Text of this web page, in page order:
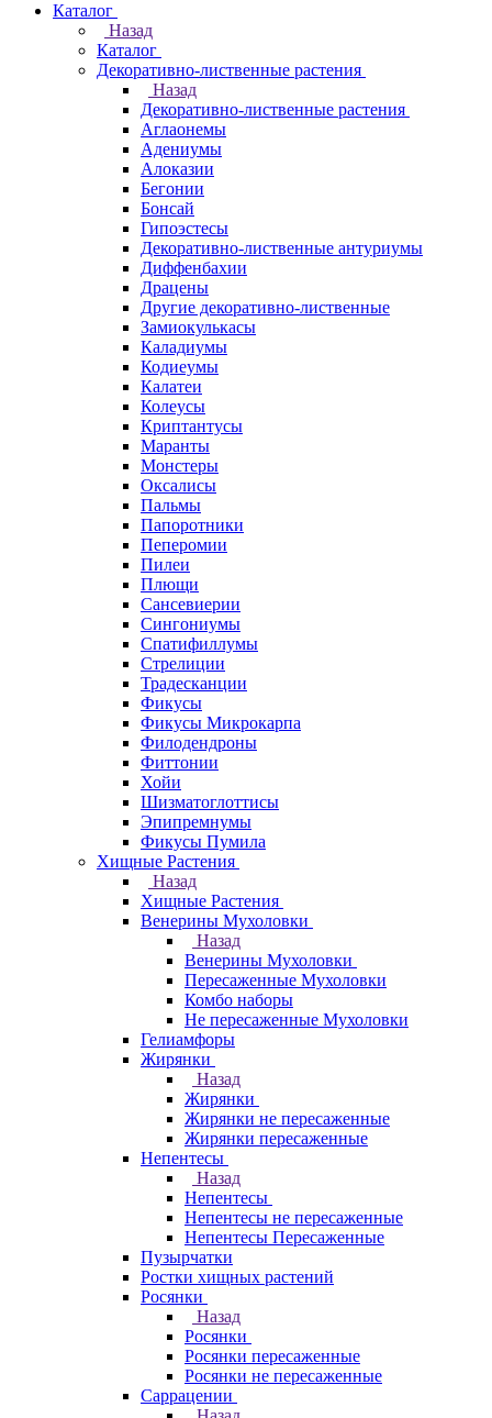
Каталог
Назад
Каталог
Декоративно-лиственные растения
Назад
Декоративно-лиственные растения
Аглаонемы
Адениумы
Алоказии
Бегонии
Бонсай
Гипоэстесы
Декоративно-лиственные антуриумы
Диффенбахии
Драцены
Другие декоративно-лиственные
Замиокулькасы
Каладиумы
Кодиеумы
Калатеи
Колеусы
Криптантусы
Маранты
Монстеры
Оксалисы
Пальмы
Папоротники
Пеперомии
Пилеи
Плющи
Сансевиерии
Сингониумы
Спатифиллумы
Стрелиции
Традесканции
Фикусы
Фикусы Микрокарпа
Филодендроны
Фиттонии
Хойи
Шизматоглоттисы
Эпипремнумы
Фикусы Пумила
Хищные Растения
Назад
Хищные Растения
Венерины Мухоловки
Назад
Венерины Мухоловки
Пересаженные Мухоловки
Комбо наборы
Не пересаженные Мухоловки
Гелиамфоры
Жирянки
Назад
Жирянки
Жирянки не пересаженные
Жирянки пересаженные
Непентесы
Назад
Непентесы
Непентесы не пересаженные
Непентесы Пересаженные
Пузырчатки
Ростки хищных растений
Росянки
Назад
Росянки
Росянки пересаженные
Росянки не пересаженные
Саррацении